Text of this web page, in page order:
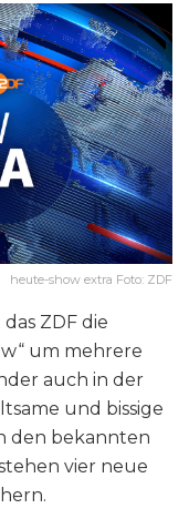
heute-show extra Foto: ZDF
ZDF die
um mehrere
auch in der
und bissige
den bekannten
vier neue